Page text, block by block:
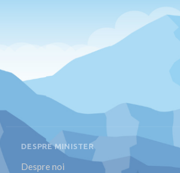
DESPRE MINISTER
Despre noi